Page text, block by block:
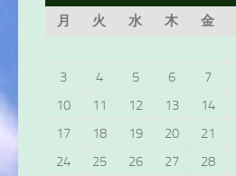
月
火 水 木 金
3
4 5 6 7
10
11 12 13 14
17
18 19 20 21
24
25 26 27 28